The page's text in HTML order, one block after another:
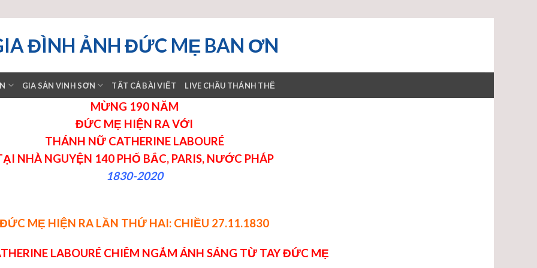
ĐÌNH ẢNH ĐỨC MẸ BAN ƠN
GIA SẢN VINH SƠN TẤT CẢ BÀI VIẾT LIVE CHẦU THÁNH THỂ
MỪNG 190 NĂM
ĐỨC MẸ HIỆN RA VỚI
THÁNH NỮ CATHERINE LABOURÉ
NHÀ NGUYỆN 140 PHỐ BẮC, PARIS, NƯỚC PHÁP
1830-2020
ĐỨC MẸ HIỆN RA LẦN THỨ HAI: CHIỀU 27.11.1830
LABOURÉ CHIÊM NGẮM ÁNH SÁNG TỪ TAY ĐỨC MẸ